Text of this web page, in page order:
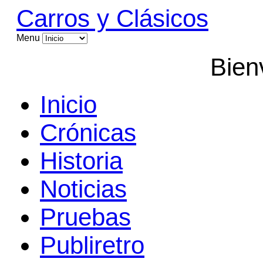
Carros y Clásicos
Menu
Inicio
Crónicas
Historia
Noticias
Pruebas
Publiretro